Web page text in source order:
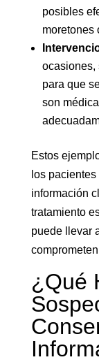
posibles
moretones
ocasiones,
para que
son
Estos
los
información
tratamiento
puede llevar
¿Qué